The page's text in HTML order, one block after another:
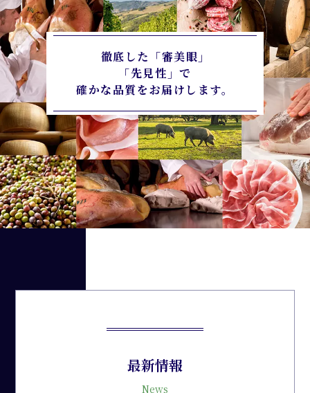
徹底した「審美眼」
「先見性」で
確かな品質をお届けします。
最新情報
News